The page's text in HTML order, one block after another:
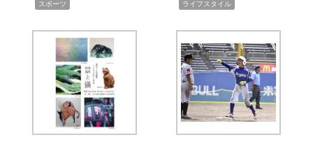
スポーツ ライフスタイル